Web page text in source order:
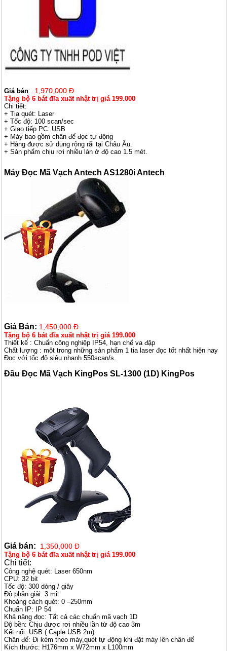
Giá bán: 1,970,000 Đ
Tặng bộ 6 bát đĩa xuất nhật trị giá 199.000
Chi tiết:
+ Tia quét: Laser
+ Tốc độ: 100 scan/sec
+ Giao tiếp PC: USB
+ Máy bao gồm chân đế đọc tự động
+ Hàng được sử dụng rộng rãi tại Châu Âu.
+ Sản phẩm chịu rơi nhiều làn ở độ cao 1.5 mét.
Máy Đọc Mã Vạch Antech AS1280i Antech
Giá Bán: 1,450,000 Đ
Tặng bộ 6 bát đĩa xuất nhật trị giá 199.000
Thiết kế : Chuẩn công nghiệp IP54, hạn chế va đập
Chất lượng : một trong những sản phẩm 1 tia laser đọc tốt nhất hiện nay
Đọc với tốc độ siêu nhanh 550scan/s.
Đầu Đọc Mã Vạch KingPos SL-1300 (1D) KingPos
Giá bán: 1,350,000 Đ
Tặng bộ 6 bát đĩa xuất nhật trị giá 199.000
Chi tiết:
Công nghệ quét: Laser 650nm
CPU: 32 bit
Tốc độ: 300 dòng / giây
Độ phân giải: 3 mil
Khoảng cách quét: 0 –250mm
Chuẩn IP: IP 54
Khả năng đọc: Tất cả các chuẩn mã vạch 1D
Độ bền: Chịu được rơi nhiều lần từ độ cao 3m
Kết nối: USB ( Caple USB 2m)
Chân đế: Đi kèm theo máy,quét tự động khi đặt máy lên chân đế
Kích thước: H176mm x W72mm x L100mm